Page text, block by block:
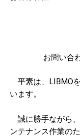
お問い合
平素は、LIBMO
います。
誠に勝手ながら
ンテナンス作業の